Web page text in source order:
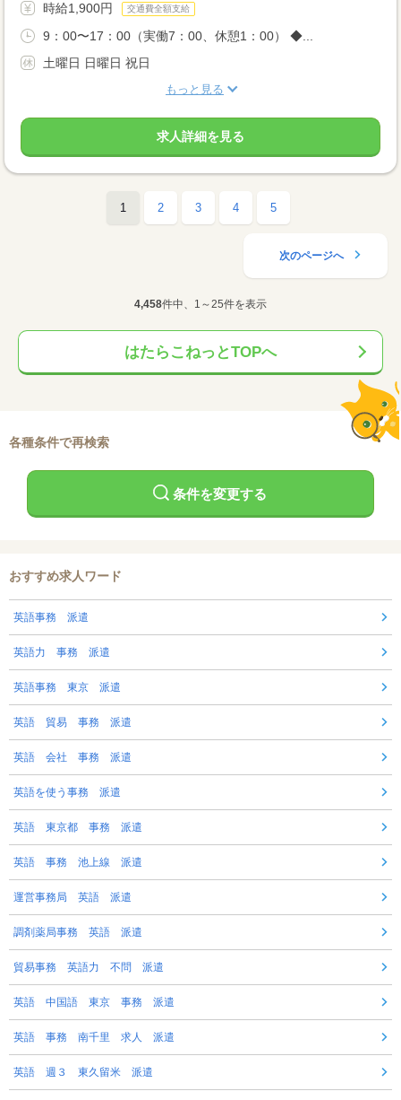
時給1,900円 交通費全額支給
9：00〜17：00（実働7：00、休憩1：00） ◆...
土曜日 日曜日 祝日
もっと見る
求人詳細を見る
1 2 3 4 5
次のページへ
4,458件中、1～25件を表示
はたらこねっとTOPへ
各種条件で再検索
条件を変更する
おすすめ求人ワード
英語事務 派遣
英語力 事務 派遣
英語事務 東京 派遣
英語 貿易 事務 派遣
英語 会社 事務 派遣
英語を使う事務 派遣
英語 東京都 事務 派遣
英語 事務 池上線 派遣
運営事務局 英語 派遣
調剤薬局事務 英語 派遣
貿易事務 英語力 不問 派遣
英語 中国語 東京 事務 派遣
英語 事務 南千里 求人 派遣
英語 週３ 東久留米 派遣